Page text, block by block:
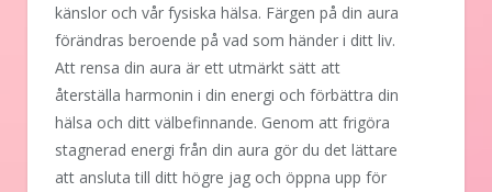
känslor och vår fysiska hälsa. Färgen på din aura
förändras beroende på vad som händer i ditt liv.
Att rensa din aura är ett utmärkt sätt att
återställa harmonin i din energi och förbättra din
hälsa och ditt välbefinnande. Genom att frigöra
stagnerad energi från din aura gör du det lättare
att ansluta till ditt högre jag och öppna upp för